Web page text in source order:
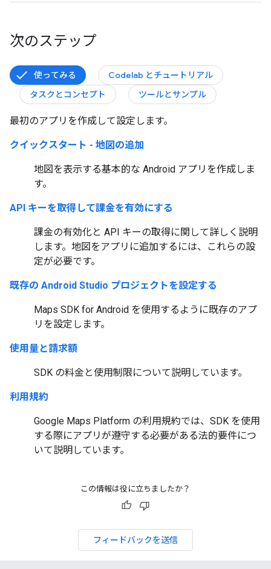
次のステップ
使ってみる
Codelab とチュートリアル
タスクとコンセプト
ツールとサンプル
最初のアプリを作成して設定します。
クイックスタート - 地図の追加
地図を表示する基本的な Android アプリを作成しま
す。
API キーを取得して課金を有効にする
課金の有効化と API キーの取得に関して詳しく説明
します。地図をアプリに追加するには、これらの設
定が必要です。
既存の Android Studio プロジェクトを設定する
Maps SDK for Android を使用するように既存のアプ
リを設定します。
使用量と請求額
SDK の料金と使用制限について説明しています。
利用規約
Google Maps Platform の利用規約では、SDK を使用
する際にアプリが遵守する必要がある法的要件につ
いて説明しています。
この情報は役に立ちましたか？
フィードバックを送信